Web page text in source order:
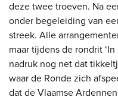
deze twee troeven. Na
onder begeleiding van
streek. Alle
maar tijdens de rondrit
nadruk nog net dat
waar de Ronde zich
dat de Vlaamse